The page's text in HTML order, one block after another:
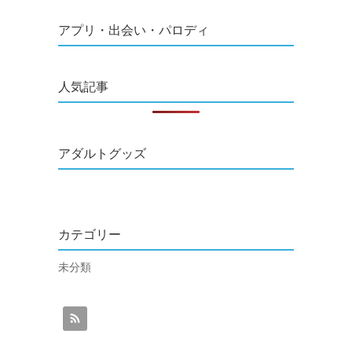
アプリ・出会い・パロディ
人気記事
アダルトグッズ
カテゴリー
未分類